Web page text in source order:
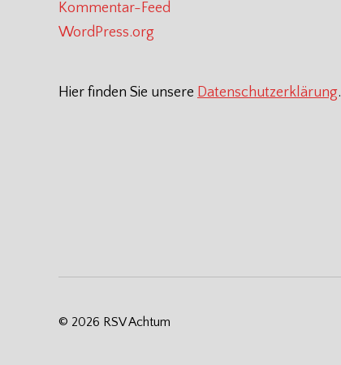
Kommentar-Feed
WordPress.org
Hier finden Sie unsere Datenschutzerklärung.
© 2026 RSV Achtum